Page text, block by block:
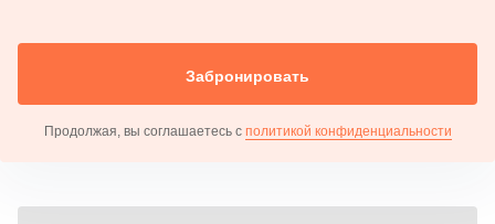
Забронировать
Продолжая, вы соглашаетесь с политикой конфиденциальности